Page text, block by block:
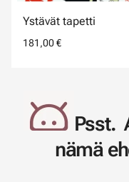
Ystävät tapetti
181,00 €
Psst.
nämä